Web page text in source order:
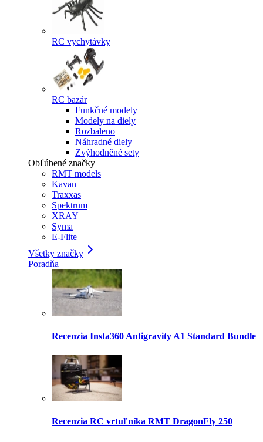
RC vychytávky
RC bazár
Funkčné modely
Modely na diely
Rozbaleno
Náhradné diely
Zvýhodněné sety
Obľúbené značky
RMT models
Kavan
Traxxas
Spektrum
XRAY
Syma
E-Flite
Všetky značky
Poradňa
Recenzia Insta360 Antigravity A1 Standard Bundle
Recenzia RC vrtuľníka RMT DragonFly 250